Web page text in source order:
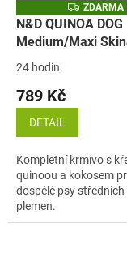
Z
D
A
R
ZDARMA
N&D QUINOA DOG
Medium/Maxi
Quail & Coconut
24 hodin
789 Kč
DETAIL
Kompletní krmivo s
quinoou a kokosem
dospělé psy středních
plemen.